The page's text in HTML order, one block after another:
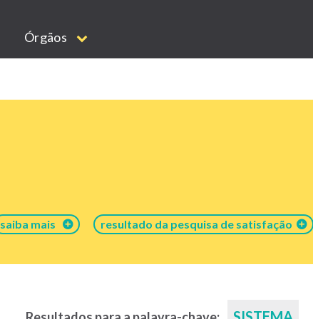
Órgãos
saiba mais resultado da pesquisa de satisfação